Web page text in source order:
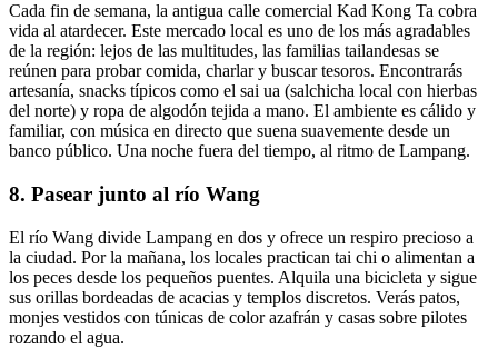
Cada fin de semana, la antigua calle comercial Kad Kong Ta cobra
vida al atardecer. Este mercado local es uno de los más agradables
de la región: lejos de las multitudes, las familias tailandesas se
reúnen para probar comida, charlar y buscar tesoros. Encontrarás
artesanía, snacks típicos como el sai ua (salchicha local con hierbas
del norte) y ropa de algodón tejida a mano. El ambiente es cálido y
familiar, con música en directo que suena suavemente desde un
banco público. Una noche fuera del tiempo, al ritmo de Lampang.
8. Pasear junto al río Wang
El río Wang divide Lampang en dos y ofrece un respiro precioso a
la ciudad. Por la mañana, los locales practican tai chi o alimentan a
los peces desde los pequeños puentes. Alquila una bicicleta y sigue
sus orillas bordeadas de acacias y templos discretos. Verás patos,
monjes vestidos con túnicas de color azafrán y casas sobre pilotes
rozando el agua.